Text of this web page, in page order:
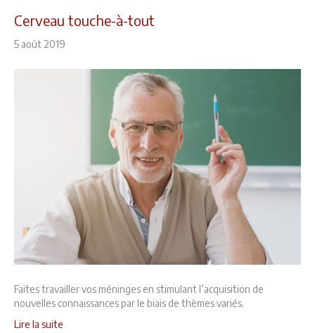
Cerveau touche-à-tout
5 août 2019
Faites travailler vos méninges en stimulant l’acquisition de
nouvelles connaissances par le biais de thèmes variés.
Lire la suite